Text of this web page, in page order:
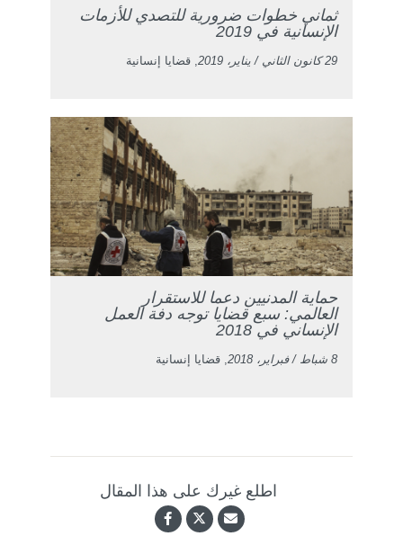
ثماني خطوات ضرورية للتصدي للأزمات
الإنسانية في 2019
29 كانون الثاني / يناير، 2019 , قضايا إنسانية
حماية المدنيين دعما للاستقرار
العالمي: سبع قضايا توجه دفة العمل
الإنساني في 2018
8 شباط / فبراير، 2018 , قضايا إنسانية
اطلع غيرك على هذا المقال